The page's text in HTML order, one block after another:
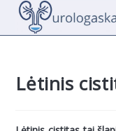
Lėtinis